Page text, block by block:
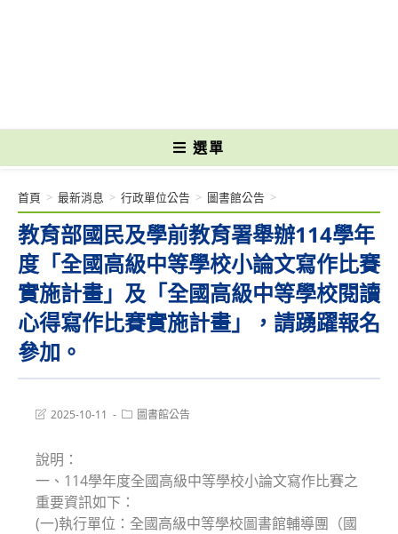
選單
教育部國民及學前教育署舉辦114學年
度「全國高級中等學校小論文寫作比賽
實施計畫」及「全國高級中等學校閱讀
心得寫作比賽實施計畫」，請踴躍報名
參加。
首頁 > 最新消息 > 行政單位公告 > 圖書館公告 >
Post2025-10-11
Post圖書館公告
說明：
一、114學年度全國高級中等學校小論文寫作比賽之
重要資訊如下：
(一)執行單位：全國高級中等學校圖書館輔導團（國